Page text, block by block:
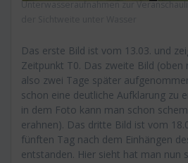
Unterwasseraufnahmen zur
Das erste Bild ist vom 13.03. und
Zeitpunkt T0. Das zweite Bild (oben
also zwei Tage später
schon eine deutliche Aufklarung zu
in dem Foto kann man schon
erahnen). Das dritte Bild ist vom
fünften Tag nach dem Einhängen
entstanden. Hier sieht hat man nun